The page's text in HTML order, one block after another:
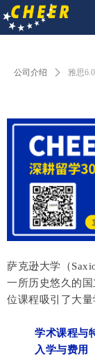
公司介绍 ꄲ 雅思
萨克逊大学（
一所历史悠久的
位课程吸引了大量
学术课程与
入学与费用